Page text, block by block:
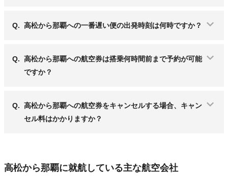
Q. 高松から那覇への一番遅い便の出発時刻は何時ですか？
Q. 高松から那覇への航空券は搭乗何時間前まで予約が可能
ですか？
Q. 高松から那覇への航空券をキャンセルする場合、キャン
セル料はかかりますか？
高松から那覇に就航している主な航空会社